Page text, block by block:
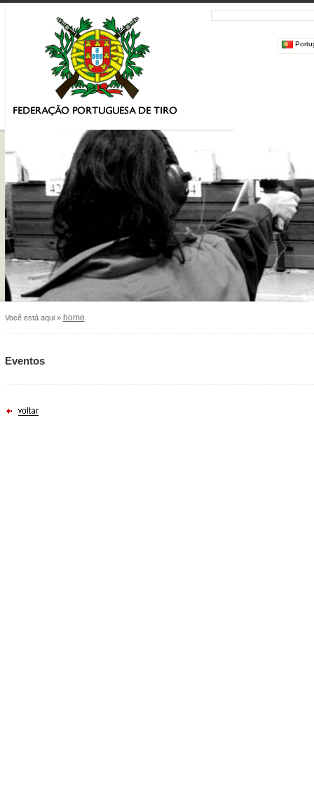
Você está aqui » home
Eventos